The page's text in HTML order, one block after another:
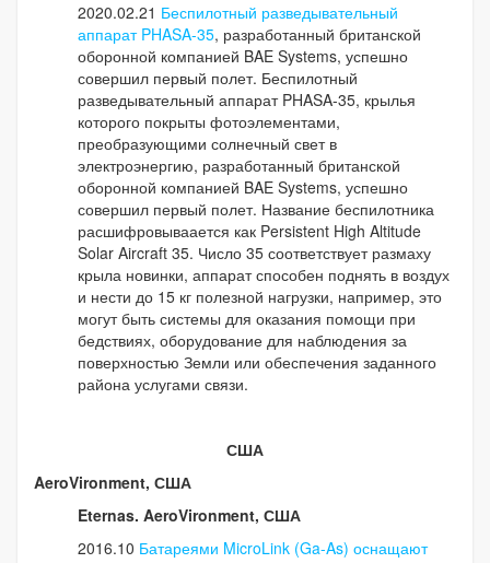
2020.02.21 Беспилотный разведывательный
аппарат PHASA-35, разработанный британской
оборонной компанией BAE Systems, успешно
совершил первый полет. Беспилотный
разведывательный аппарат PHASA-35, крылья
которого покрыты фотоэлементами,
преобразующими солнечный свет в
электроэнергию, разработанный британской
оборонной компанией BAE Systems, успешно
совершил первый полет. Название беспилотника
расшифровываается как Persistent High Altitude
Solar Aircraft 35. Число 35 соответствует размаху
крыла новинки, аппарат способен поднять в воздух
и нести до 15 кг полезной нагрузки, например, это
могут быть системы для оказания помощи при
бедствиях, оборудование для наблюдения за
поверхностью Земли или обеспечения заданного
района услугами связи.
США
AeroVironment, США
Eternas. AeroVironment, США
2016.10 Батареями MicroLink (Ga-As) оснащают